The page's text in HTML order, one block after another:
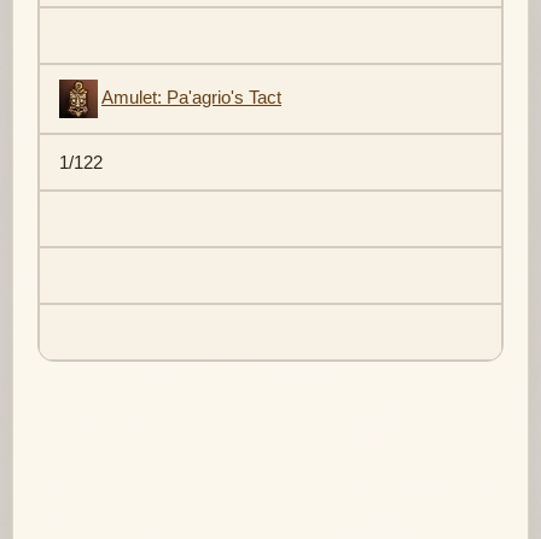
Amulet: Pa'agrio's Tact
1/122